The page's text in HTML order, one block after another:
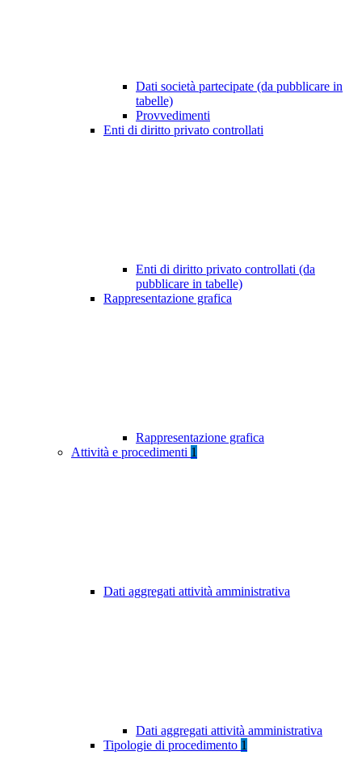
Dati società partecipate (da pubblicare in
tabelle)
Provvedimenti
Enti di diritto privato controllati
Enti di diritto privato controllati (da
pubblicare in tabelle)
Rappresentazione grafica
Rappresentazione grafica
Attività e procedimenti 1
Dati aggregati attività amministrativa
Dati aggregati attività amministrativa
Tipologie di procedimento 1